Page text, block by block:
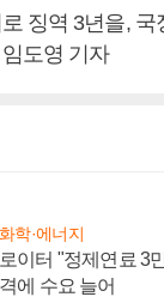
징역 3년을,
도영 기자
화학·에너지
로이터 "정제연료 3
격에 수요 늘어